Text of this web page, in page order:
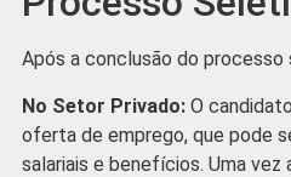
Após a conclusão do
No Setor Privado: O
oferta de emprego, que pode
salariais e benefícios. Uma